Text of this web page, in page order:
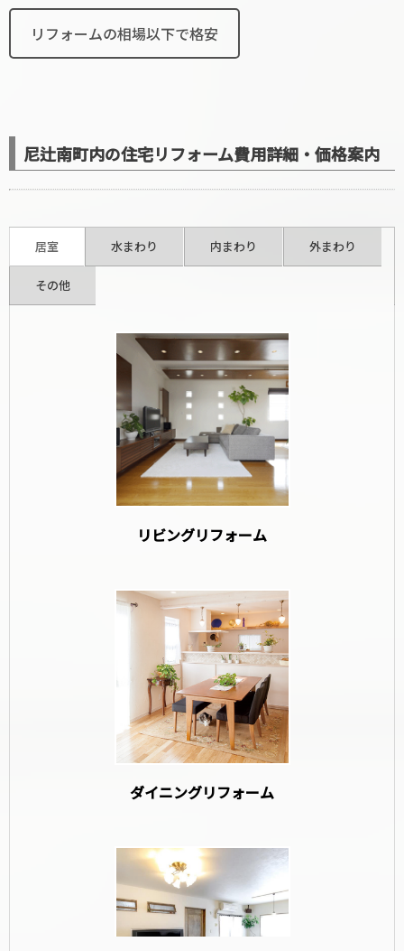
リフォームの相場以下で格安
尼辻南町内の住宅リフォーム費用詳細・価格案内
居室 水まわり 内まわり 外まわり
その他
リビングリフォーム
ダイニングリフォーム